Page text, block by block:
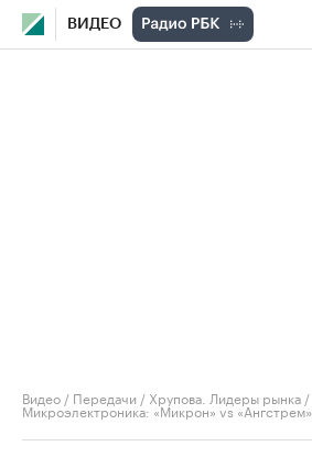
ВИДЕО
Видео / Передачи / Хрупова. Лидеры рынка /
Микроэлектроника: «Микрон» vs «Ангстрем»